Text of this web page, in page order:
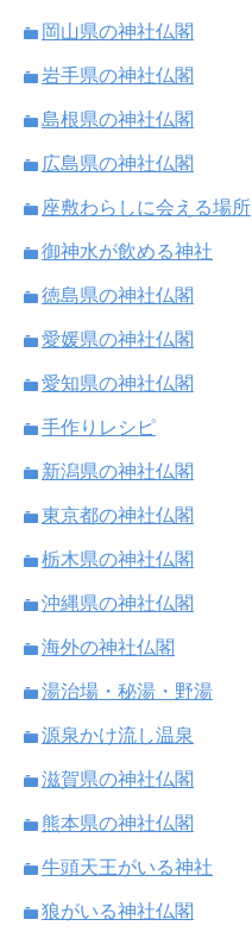
岡山県の神社仏閣
岩手県の神社仏閣
島根県の神社仏閣
広島県の神社仏閣
座敷わらしに会える場所
御神水が飲める神社
徳島県の神社仏閣
愛媛県の神社仏閣
愛知県の神社仏閣
手作りレシピ
新潟県の神社仏閣
東京都の神社仏閣
栃木県の神社仏閣
沖縄県の神社仏閣
海外の神社仏閣
湯治場・秘湯・野湯
源泉かけ流し温泉
滋賀県の神社仏閣
熊本県の神社仏閣
牛頭天王がいる神社
狼がいる神社仏閣